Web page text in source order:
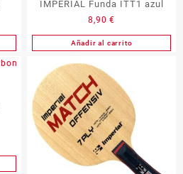
IMPERIAL Funda ITT1 azul
8,90€
Añadir al carrito